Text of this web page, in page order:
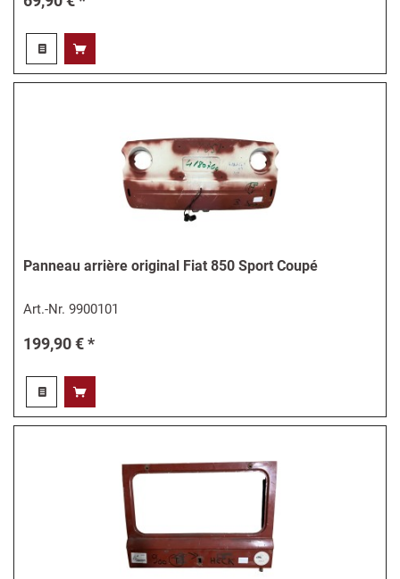
Panneau arrière original Fiat 850 Sport Coupé
Art.-Nr.9900101
199,90 € *